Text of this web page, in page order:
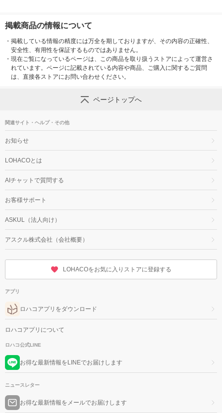
掲載商品の情報について
・ 掲載している情報の精度には万全を期しておりますが、その内容の正確性、
安全性、有用性を保証するものではありません。
・ 現在ご覧になっているページは、この商品を取り扱うストアによって運営さ
れています。ページに記載されている内容や商品、ご購入に関するご質問
は、直接各ストアにお問い合わせください。
ページトップへ
関連サイト・ヘルプ・その他
お知らせ
LOHACOとは
AIチャットで質問する
お客様サポート
ASKUL（法人向け）
アスクル株式会社（会社概要）
LOHACOをお気に入りストアに登録する
アプリ
ロハコアプリをダウンロード
ロハコアプリについて
ロハコ公式LINE
お得な最新情報をLINEでお届けします
ニュースレター
お得な最新情報をメールでお届けします